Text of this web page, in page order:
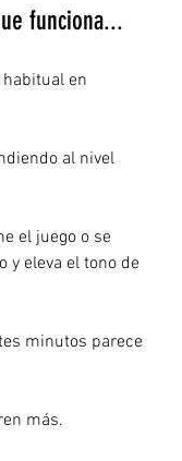
funciona...
en
al nivel
el juego o se
y eleva el tono de
minutos parece
más.